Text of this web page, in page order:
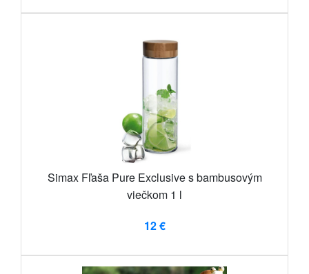
Simax Fľaša Pure Exclusive s bambusovým
viečkom 1 l
12 €